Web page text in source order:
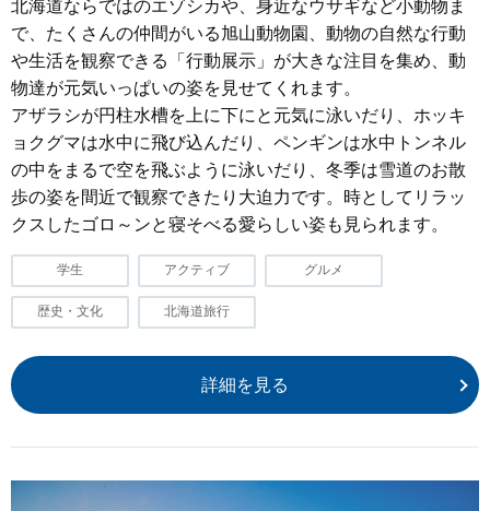
北海道ならではのエゾシカや、身近なウサギなど小動物ま
で、たくさんの仲間がいる旭山動物園、動物の自然な行動
や生活を観察できる「行動展示」が大きな注目を集め、動
物達が元気いっぱいの姿を見せてくれます。
アザラシが円柱水槽を上に下にと元気に泳いだり、ホッキ
ョクグマは水中に飛び込んだり、ペンギンは水中トンネル
の中をまるで空を飛ぶように泳いだり、冬季は雪道のお散
歩の姿を間近で観察できたり大迫力です。時としてリラッ
クスしたゴロ～ンと寝そべる愛らしい姿も見られます。
学生 アクティブ グルメ
歴史・文化 北海道旅行
詳細を見る